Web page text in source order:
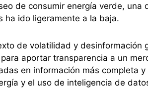
de consumir energía verde, una
ha ido ligeramente a la baja.
de volatilidad y desinformación
aportar transparencia a un
en información más completa
y el uso de inteligencia de